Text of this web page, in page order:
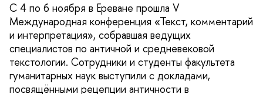
С 4 по 6 ноября в Ереване прошла V
Международная конференция «Текст, комментарий
и интерпретация», собравшая ведущих
специалистов по античной и средневековой
текстологии. Сотрудники и студенты факультета
гуманитарных наук выступили с докладами,
посвящёнными рецепции античности в